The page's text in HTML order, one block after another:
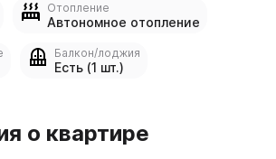
Отопление
Автономное отопление
Балкон/лоджия
Есть (1 шт.)
о квартире